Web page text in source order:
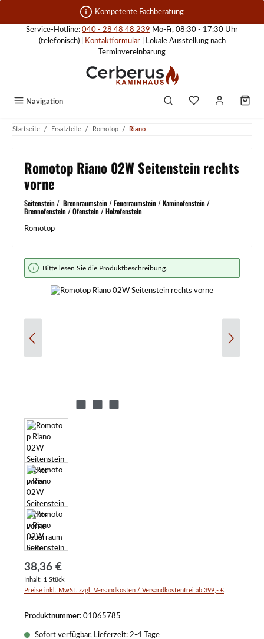
Zum Hauptinhalt springen Kompetente Fachberatung
Service-Hotline: 040 - 28 48 48 239 Mo-Fr, 08:30 - 17:30 Uhr
(telefonisch) |
Kontaktformular| Lokale Ausstellung nach
Terminvereinbarung
Navigation
Startseite / Ersatzteile / Romotop / Riano
Romotop Riano 02W Seitenstein rechts
vorne
Seitenstein / Brennraumstein / Feuerraumstein / Kaminofenstein /
Brennofenstein / Ofenstein / Holzofenstein
Romotop
Bildergalerie überspringen
Bitte lesen Sie die Produktbeschreibung.
Regulärer Preis:
38,36 €
Inhalt: 1 Stück
Preise inkl. MwSt. zzgl. Versandkosten / Versandkostenfrei ab 399,- €
Produktnummer: 01065785
Sofort verfügbar, Lieferzeit: 2-4 Tage